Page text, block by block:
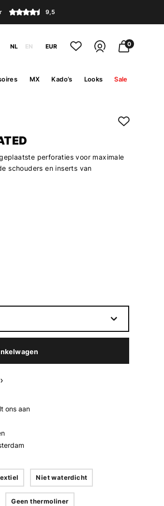
9,5
NL EN EUR 0
MX Kado’s Looks Sale
perforaties voor maximale
schouders en inserts van
ons aan
Niet waterdicht
Geen thermoliner